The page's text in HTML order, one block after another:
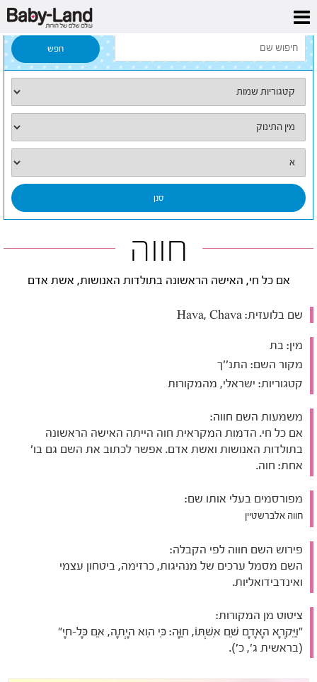
דף הבית
חווה
אם כל חי, האישה הראשונה בתולדות האנושות, אשת אדם
שם בלועזית:
מין: בת
מקור השם: התנ''ך
קטגוריות: ישראלי, מהמקורות
משמעות השם חווה:
אם כל חי. הדמות המקראית חוה הייתה האישה הראשונה
בתולדות האנושות ואשת אדם. אפשר לכתוב את השם גם בו'
אחת: חוה.
מפורסמים בעלי אותו שם:
חווה אלברשטיין
פירוש השם חווה לפי הקבלה:
השם מסמל ערכים של מנהיגות, כרזימה, ביטחון עצמי
ואינדבידואליות.
ציטוט מן המקורות:
"וַיִּקְרָא הָאָדָם שֵׁם אִשְׁתּוֹ, חַוָּה: כִּי הִוא הָיְתָה, אֵם כָּל-חָי"
(בראשית ג', כ').